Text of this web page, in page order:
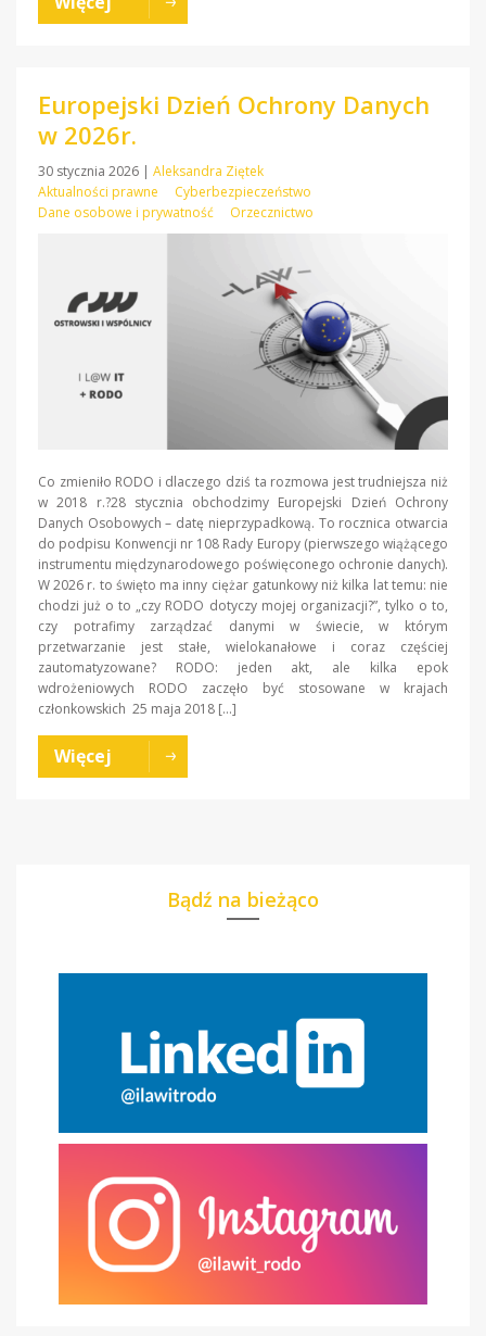
Europejski Dzień Ochrony Danych
w 2026r.
30 stycznia 2026
Aleksandra Ziętek
Aktualności prawne
Cyberbezpieczeństwo
Dane osobowe i prywatność
Orzecznictwo
Co zmieniło RODO i dlaczego dziś ta rozmowa jest trudniejsza niż
w 2018 r.?28 stycznia obchodzimy Europejski Dzień Ochrony
Danych Osobowych – datę nieprzypadkową. To rocznica otwarcia
do podpisu Konwencji nr 108 Rady Europy (pierwszego wiążącego
instrumentu międzynarodowego poświęconego ochronie danych).
W 2026 r. to święto ma inny ciężar gatunkowy niż kilka lat temu: nie
chodzi już o to „czy RODO dotyczy mojej organizacji?”, tylko o to,
czy potrafimy zarządzać danymi w świecie, w którym
przetwarzanie jest stałe, wielokanałowe i coraz częściej
zautomatyzowane? RODO: jeden akt, ale kilka epok
wdrożeniowych RODO zaczęło być stosowane w krajach
członkowskich 25 maja 2018 […]
Więcej
Bądź na bieżąco